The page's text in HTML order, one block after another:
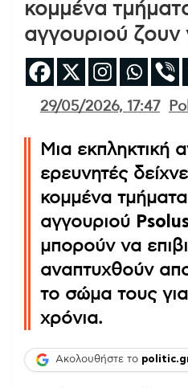
κομμένα
αγγουριού ζουν
29/05/2026, 17:47
Μια εκπληκτική
ερευνητές
κομμένα
αγγουριού
μπορούν να
αναπτυχθούν
το σώμα τους
χρόνια.
Ακολουθήστε το